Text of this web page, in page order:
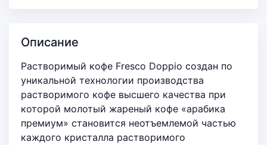
Описание
Растворимый кофе Fresco Doppio создан по
уникальной технологии производства
растворимого кофе высшего качества при
которой молотый жареный кофе «арабика
премиум» становится неотъемлемой частью
каждого кристалла растворимого